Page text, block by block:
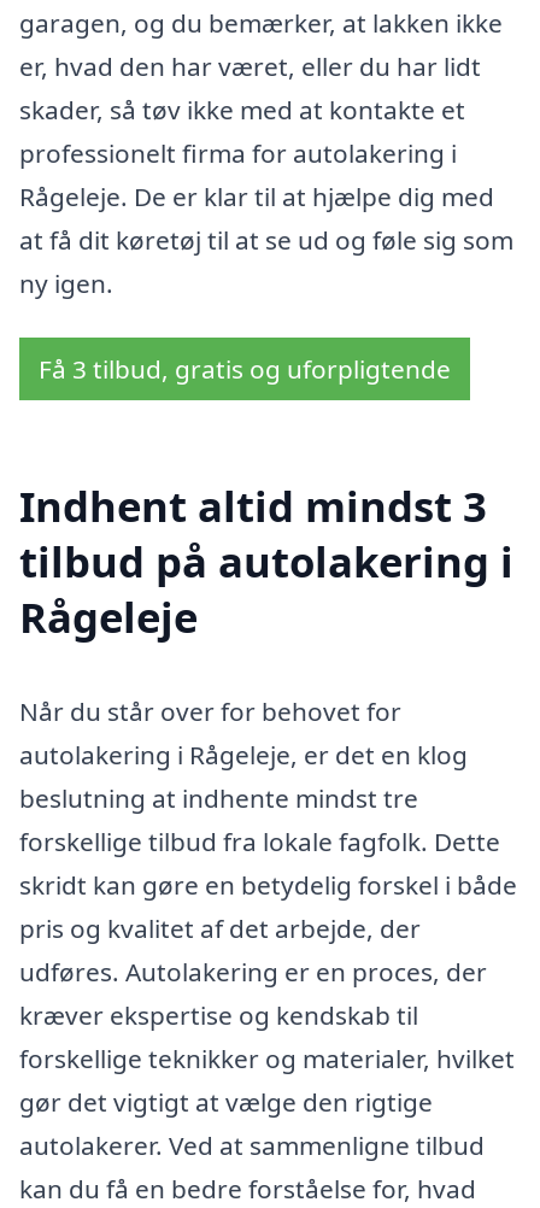
garagen, og du bemærker, at lakken ikke
er, hvad den har været, eller du har lidt
skader, så tøv ikke med at kontakte et
professionelt firma for autolakering i
Rågeleje. De er klar til at hjælpe dig med
at få dit køretøj til at se ud og føle sig som
ny igen.
Få 3 tilbud, gratis og uforpligtende
Indhent altid mindst 3
tilbud på autolakering i
Rågeleje
Når du står over for behovet for
autolakering i Rågeleje, er det en klog
beslutning at indhente mindst tre
forskellige tilbud fra lokale fagfolk. Dette
skridt kan gøre en betydelig forskel i både
pris og kvalitet af det arbejde, der
udføres. Autolakering er en proces, der
kræver ekspertise og kendskab til
forskellige teknikker og materialer, hvilket
gør det vigtigt at vælge den rigtige
autolakerer. Ved at sammenligne tilbud
kan du få en bedre forståelse for, hvad